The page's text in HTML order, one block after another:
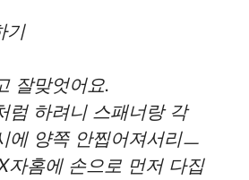
기
잘맞엇어요.
럼 하려니 스패너랑 각
에 양쪽 안찝어져서리ㅡ
자홈에 손으로 먼저 다집